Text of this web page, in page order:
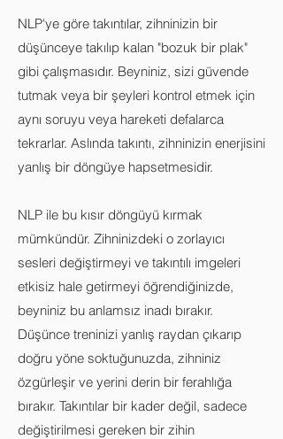
NLP'ye göre takıntılar, zihninizin bir
düşünceye takılıp kalan "bozuk bir plak"
gibi çalışmasıdır. Beyniniz, sizi güvende
tutmak veya bir şeyleri kontrol etmek için
aynı soruyu veya hareketi defalarca
tekrarlar. Aslında takıntı, zihninizin enerjisini
yanlış bir döngüye hapsetmesidir.
NLP ile bu kısır döngüyü kırmak
mümkündür. Zihninizdeki o zorlayıcı
sesleri değiştirmeyi ve takıntılı imgeleri
etkisiz hale getirmeyi öğrendiğinizde,
beyniniz bu anlamsız inadı bırakır.
Düşünce treninizi yanlış raydan çıkarıp
doğru yöne soktuğunuzda, zihniniz
özgürleşir ve yerini derin bir ferahlığa
bırakır. Takıntılar bir kader değil, sadece
değiştirilmesi gereken bir zihin